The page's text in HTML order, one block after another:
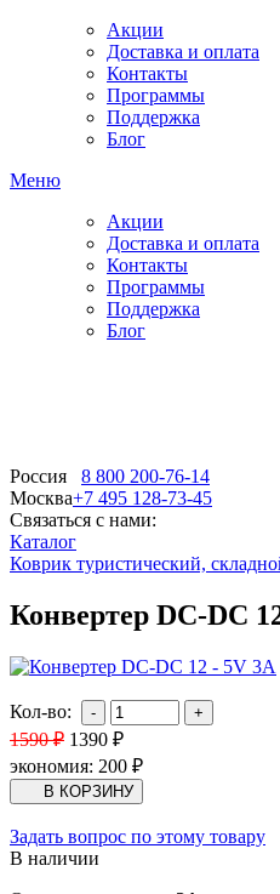
Акции
Доставка и оплата
Контакты
Программы
Поддержка
Блог
Меню
Акции
Доставка и оплата
Контакты
Программы
Поддержка
Блог
Россия
8 800 200-76-14
Москва+7 495 128-73-45
Связаться с нами:
Каталог
Коврик туристический,
Конвертер DC-DC
Кол-во:
1590₽ 1390 ₽
экономия: 200 ₽
Задать вопрос по этому товару
В наличии